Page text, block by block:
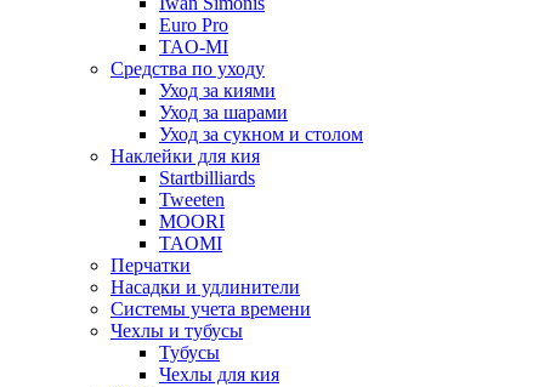
Euro Pro
TAO-MI
Средства по уходу
Уход за киями
Уход за шарами
Уход за сукном и столом
Наклейки для кия
Startbilliards
Tweeten
MOORI
TAOMI
Перчатки
Насадки и удлинители
Системы учета времени
Чехлы и тубусы
Тубусы
Чехлы для кия